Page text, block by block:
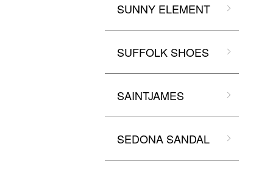
SUNNY ELEMENT
SUFFOLK SHOES
SAINTJAMES
SEDONA SANDAL